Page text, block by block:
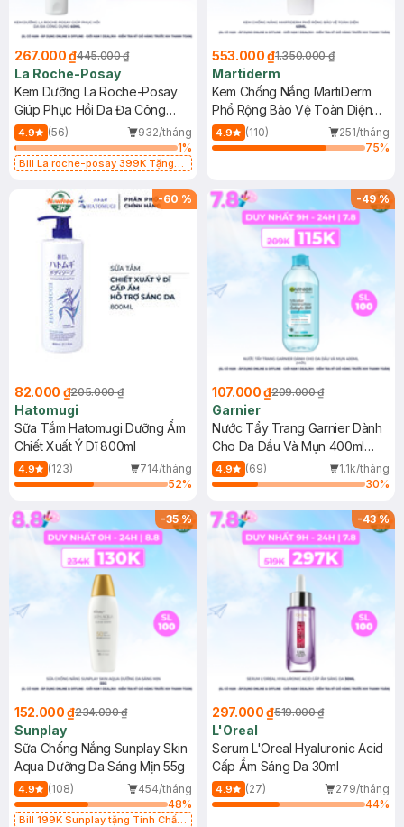
267.000 ₫445.000 ₫
La Roche-Posay
Kem Dưỡng La Roche-Posay
Giúp Phục Hồi Da Đa Công
Dụng 40ml
4.9 (56)
932/tháng
1%
Bill La roche-posay 399K Tặng
(SL có hạn)
553.000 ₫1.350.000 ₫
Martiderm
Kem Chống Nắng MartiDerm
Phổ Rộng Bảo Vệ Toàn Diện
40ml
4.9 (110)
251/tháng
75%
-60 %
82.000 ₫205.000 ₫
Hatomugi
Sữa Tắm Hatomugi Dưỡng Ẩm
Chiết Xuất Ý Dĩ 800ml
4.9 (123)
714/tháng
52%
-49%
107.000 ₫209.000 ₫
Garnier
Nước Tẩy Trang Garnier Dành
Cho Da Dầu Và Mụn 400ml
(Mới)
4.9 (69)
1.1k/tháng
30%
-35%
152.000 ₫234.000 ₫
Sunplay
Sữa Chống Nắng Sunplay Skin
Aqua Dưỡng Da Sáng Mịn 55g
4.9 (108)
454/tháng
48%
Bill 199K Sunplay tặng Tinh Chất
-43%
297.000 ₫519.000 ₫
L'Oreal
Serum L'Oreal Hyaluronic Acid
Cấp Ẩm Sáng Da 30ml
4.9 (27)
279/tháng
44%